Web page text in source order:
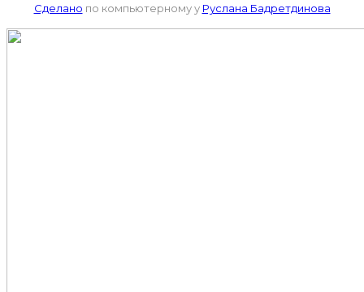
Сделано по компьютерному у Руслана Бадретдинова